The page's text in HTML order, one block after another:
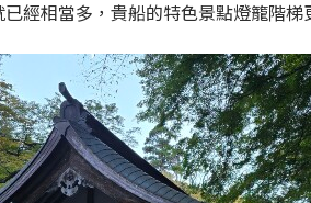
經相當多，貴船的特色景點燈籠階梯